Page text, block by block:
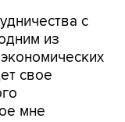
с
из
свое
мне